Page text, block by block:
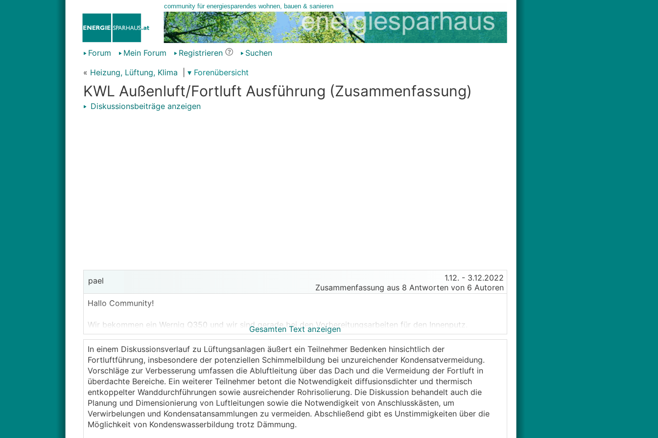
Forum Mein Forum Registrieren
Suchen
« Heizung, Lüftung, Klima ▾ Forenübersicht
KWL Außenluft/Fortluft Ausführung (Zusammenfassung)
Diskussionsbeiträge anzeigen
pael 1.12. - 3.12.2022
Zusammenfassung aus 8 Antworten von 6 Autoren
Hallo Community!
Wir bekommen ein Wernig Q350 und wir sind gerade bei den Vorbereitungsarbeiten für den Innenputz.
Dahingehend möchte ich die Wanddurchführungen vorbereiten.
Für die Fortluft wurde beim Betonieren bereits ein KG-Rohr NW160 eingelegt. Für die Außenluft habe ich vom
Installateur nun ein Stück Wickelfalzrohr bekommen, welches ich in die gemauerte Wand einbauen möchte
(Loch stemmen und Rohrstück außenbündig einschäumen).
Muss ich dabei noch irgendetwas gesondert beachten, wie z.B. Gefälle oder Rostgefahr beim Wickelfalzrohr
(Schnittkante)???
Gesamten Text anzeigen
In einem Diskussionsverlauf zu Lüftungsanlagen äußert ein Teilnehmer Bedenken hinsichtlich der
Fortluftführung, insbesondere der potenziellen Schimmelbildung bei unzureichender Kondensatvermeidung.
Vorschläge zur Verbesserung umfassen die Abluftleitung über das Dach und die Vermeidung der Fortluft in
überdachte Bereiche. Ein weiterer Teilnehmer betont die Notwendigkeit diffusionsdichter und thermisch
entkoppelter Wanddurchführungen sowie ausreichender Rohrisolierung. Die Diskussion behandelt auch die
Planung und Dimensionierung von Luftleitungen sowie die Notwendigkeit von Anschlusskästen, um
Verwirbelungen und Kondensatansammlungen zu vermeiden. Abschließend gibt es Unstimmigkeiten über die
Möglichkeit von Kondenswasserbildung trotz Dämmung.